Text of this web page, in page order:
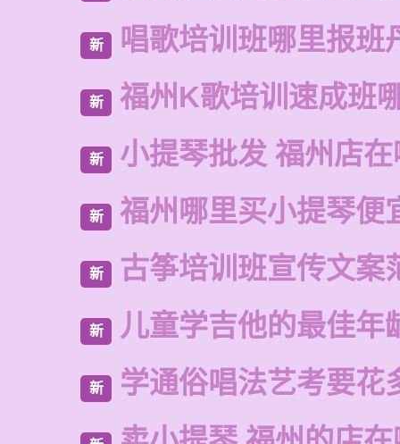
新 唱歌培训班哪里报班
新 福州K歌培训速成班
新 小提琴批发 福州店
新 福州哪里买小提琴便
新 古筝培训班宣传文案
新 儿童学吉他的最佳年
新 学通俗唱法艺考要花